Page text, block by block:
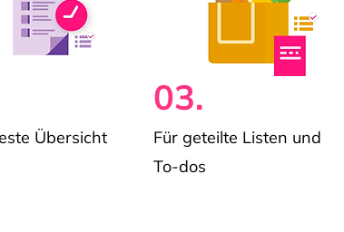
Übersicht
03.
Für geteilte Listen und
To-dos